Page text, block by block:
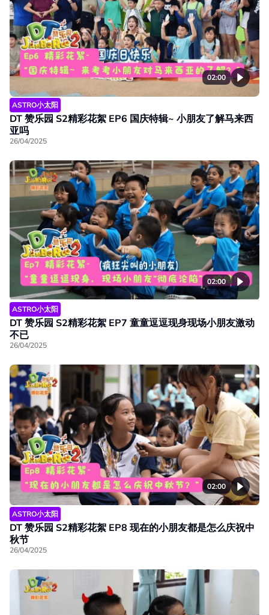
02:00
ASTRO小太阳
DT 赞乐园 S2精彩花絮 EP6 国庆特辑~ 小朋友了解马来西
亚吗
26/04/2025
02:00
ASTRO小太阳
DT 赞乐园 S2精彩花絮 EP7 童童逗逗现身现场小朋友激动
不已
26/04/2025
02:00
ASTRO小太阳
DT 赞乐园 S2精彩花絮 EP8 现在的小朋友都是怎么庆祝中
秋节
26/04/2025